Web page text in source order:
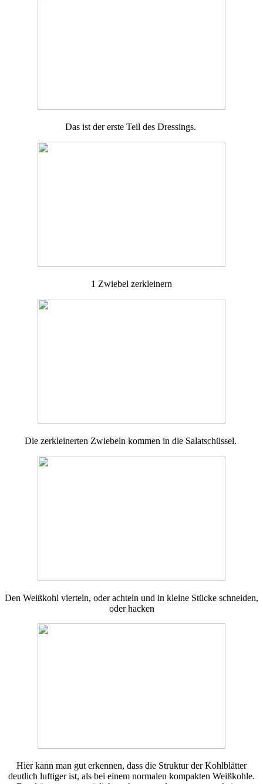
Das ist der erste Teil des Dressings.
1 Zwiebel zerkleinern
Die zerkleinerten Zwiebeln kommen in die Salatschüssel.
Den Weißkohl vierteln, oder achteln und in kleine Stücke schneiden,
oder hacken
Hier kann man gut erkennen, dass die Struktur der Kohlblätter
deutlich luftiger ist, als bei einem normalen kompakten Weißkohle.